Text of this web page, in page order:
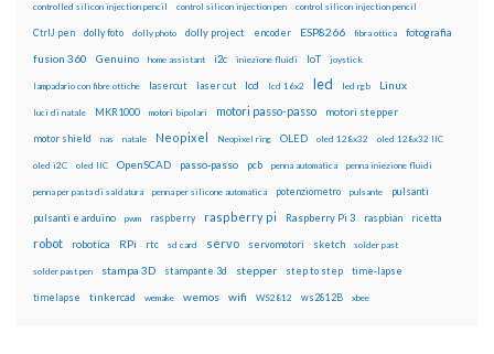
controlled silicon injection pencil control silicon injection pen control silicon injection pencil
CtrlJ pen dolly foto dolly photo dolly project encoder ESP8266 fibra ottica fotografia
fusion 360 Genuino home assistant i2c iniezione fluidi IoT joystick
lampadario con fibre ottiche lasercut laser cut lcd lcd 16x2 led led rgb Linux
luci di natale MKR1000 motori bipolari motori passo-passo motori stepper
motor shield nas natale Neopixel Neopixel ring OLED oled 128x32 oled 128x32 IIC
oled i2C oled IIC OpenSCAD passo-passo pcb penna automatica penna iniezione fluidi
penna per pasta di saldatura penna per silicone automatica potenziometro pulsante pulsanti
pulsanti e arduino pwm raspberry raspberry pi Raspberry Pi 3 raspbian ricetta
robot robotica RPi rtc sd card servo servomotori sketch solder past
solder past pen stampa 3D stampante 3d stepper step to step time-lapse
timelapse tinkercad wemake wemos wifi WS2812 ws2812B xbee